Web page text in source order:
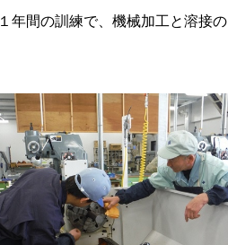
１年間の訓練で、機械加工と溶接